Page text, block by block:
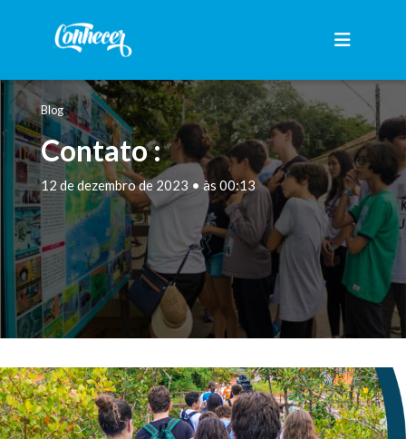
Blog
Contato :
12 de dezembro de 2023 • às 00:13